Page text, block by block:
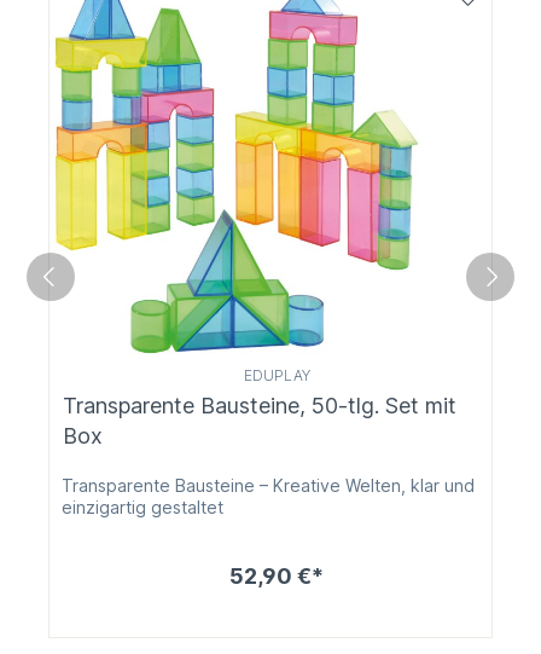
EDUPLAY
Transparente Bausteine, 50-tlg. Set mit
Box
Transparente Bausteine – Kreative Welten, klar und
einzigartig gestaltet
52,90 €*